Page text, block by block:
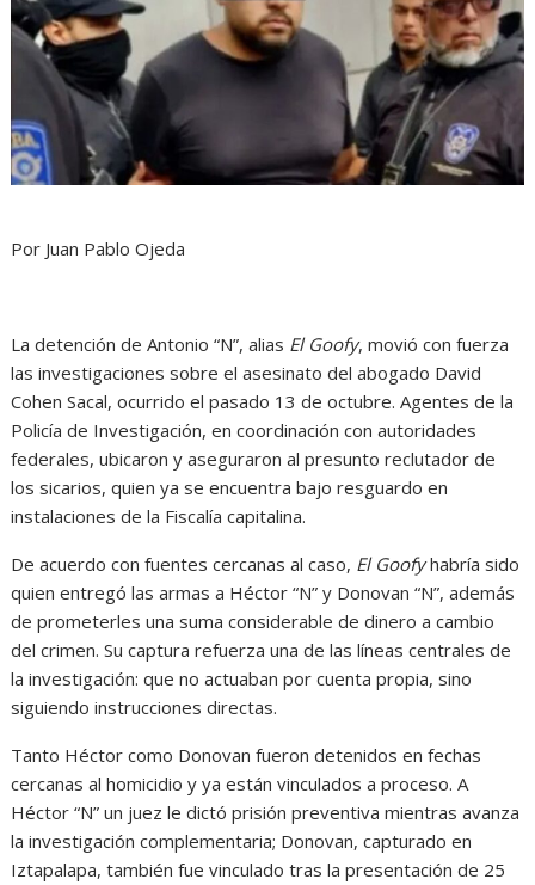
Por Juan Pablo Ojeda
La detención de Antonio “N”, alias El Goofy, movió con fuerza
las investigaciones sobre el asesinato del abogado David
Cohen Sacal, ocurrido el pasado 13 de octubre. Agentes de la
Policía de Investigación, en coordinación con autoridades
federales, ubicaron y aseguraron al presunto reclutador de
los sicarios, quien ya se encuentra bajo resguardo en
instalaciones de la Fiscalía capitalina.
De acuerdo con fuentes cercanas al caso, El Goofyhabría sido
quien entregó las armas a Héctor “N” y Donovan “N”, además
de prometerles una suma considerable de dinero a cambio
del crimen. Su captura refuerza una de las líneas centrales de
la investigación: que no actuaban por cuenta propia, sino
siguiendo instrucciones directas.
Tanto Héctor como Donovan fueron detenidos en fechas
cercanas al homicidio y ya están vinculados a proceso. A
Héctor “N” un juez le dictó prisión preventiva mientras avanza
la investigación complementaria; Donovan, capturado en
Iztapalapa, también fue vinculado tras la presentación de 25